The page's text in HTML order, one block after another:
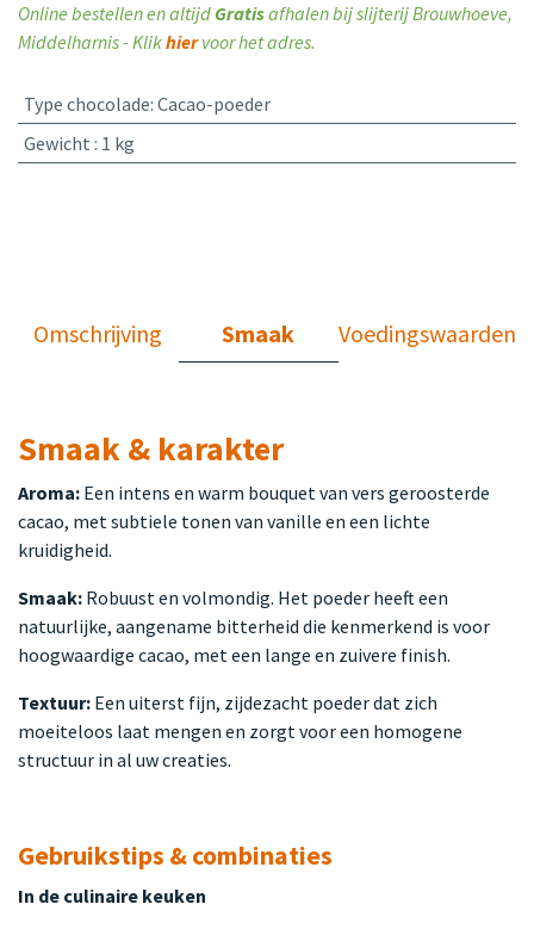
Online bestellen en altijd Gratisafhalen bij slijterij Brouwhoeve,
Middelharnis - Klikhiervoor het adres.
Type chocolade: Cacao-poeder
Gewicht : 1 kg
Omschrijving Smaak Voedingswaarden
Smaak & karakter
Aroma: Een intens en warm bouquet van vers geroosterde
cacao, met subtiele tonen van vanille en een lichte
kruidigheid.
Smaak: Robuust en volmondig. Het poeder heeft een
natuurlijke, aangename bitterheid die kenmerkend is voor
hoogwaardige cacao, met een lange en zuivere finish.
Textuur: Een uiterst fijn, zijdezacht poeder dat zich
moeiteloos laat mengen en zorgt voor een homogene
structuur in al uw creaties.
Gebruikstips & combinaties
In de culinaire keuken